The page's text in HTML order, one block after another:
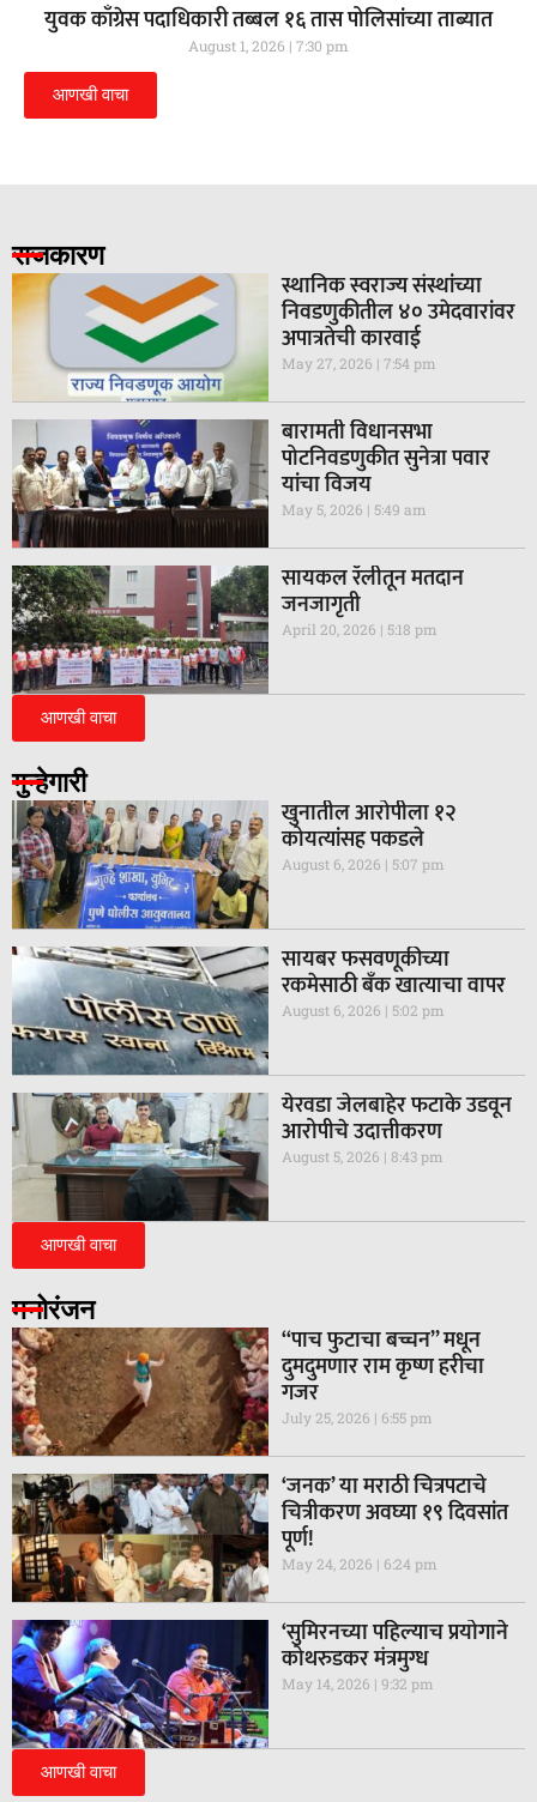
युवक काँग्रेस पदाधिकारी तब्बल १६ तास पोलिसांच्या ताब्यात
August 1, 2026 7:30 pm
आणखी वाचा
राजकारण
स्थानिक स्वराज्य संस्थांच्या
निवडणुकीतील ४० उमेदवारांवर
अपात्रतेची कारवाई
May 27, 2026 7:54 pm
बारामती विधानसभा
पोटनिवडणुकीत सुनेत्रा पवार
यांचा विजय
May 5, 2026 5:49 am
सायकल रॅलीतून मतदान
जनजागृती
April 20, 2026 5:18 pm
आणखी वाचा
गुन्हेगारी
खुनातील आरोपीला १२
कोयत्यांसह पकडले
August 6, 2026 5:07 pm
सायबर फसवणूकीच्या
रकमेसाठी बँक खात्याचा वापर
August 6, 2026 5:02 pm
येरवडा जेलबाहेर फटाके उडवून
आरोपीचे उदात्तीकरण
August 5, 2026 8:43 pm
आणखी वाचा
मनोरंजन
“पाच फुटाचा बच्चन” मधून
दुमदुमणार राम कृष्ण हरीचा
गजर
July 25, 2026 6:55 pm
‘जनक’ या मराठी चित्रपटाचे
चित्रीकरण अवघ्या १९ दिवसांत
पूर्ण!
May 24, 2026 6:24 pm
‘सुमिरनच्या पहिल्याच प्रयोगाने
कोथरुडकर मंत्रमुग्ध
May 14, 2026 9:32 pm
आणखी वाचा